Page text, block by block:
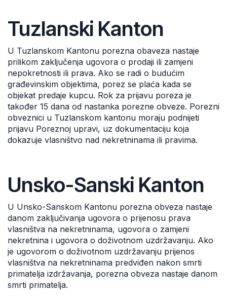
Tuzlanski Kanton
U Tuzlanskom Kantonu porezna obaveza nastaje
prilikom zaključenja ugovora o prodaji ili zamjeni
nepokretnosti ili prava. Ako se radi o budućim
građevinskim objektima, porez se plaća kada se
objekat predaje kupcu. Rok za prijavu poreza je
također 15 dana od nastanka porezne obveze. Porezni
obveznici u Tuzlanskom kantonu moraju podnijeti
prijavu Poreznoj upravi, uz dokumentaciju koja
dokazuje vlasništvo nad nekretninama ili pravima.
Unsko-Sanski Kanton
U Unsko-Sanskom Kantonu porezna obveza nastaje
danom zaključivanja ugovora o prijenosu prava
vlasništva na nekretninama, ugovora o zamjeni
nekretnina i ugovora o doživotnom uzdržavanju. Ako
je ugovorom o doživotnom uzdržavanju prijenos
vlasništva na nekretninama predviđen nakon smrti
primatelja izdržavanja, porezna obveza nastaje danom
smrti primatelja.